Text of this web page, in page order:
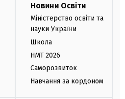
Новини Освіти
Міністерство освіти та
науки України
Школа
НМТ 2026
Саморозвиток
Навчання за кордоном